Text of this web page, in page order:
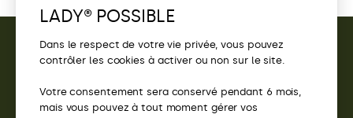
CONTACT
ACCÈS
LADY® POSSIBLE
Dans le respect de votre vie privée, vous pouvez
contrôler les cookies à activer ou non sur le site.
Votre consentement sera conservé pendant 6 mois,
mais vous pouvez à tout moment gérer vos